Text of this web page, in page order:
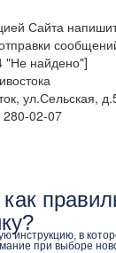
Сайта
"Не найдено"]
ул.Сельская,
02-07
инструкцию, в
при выборе